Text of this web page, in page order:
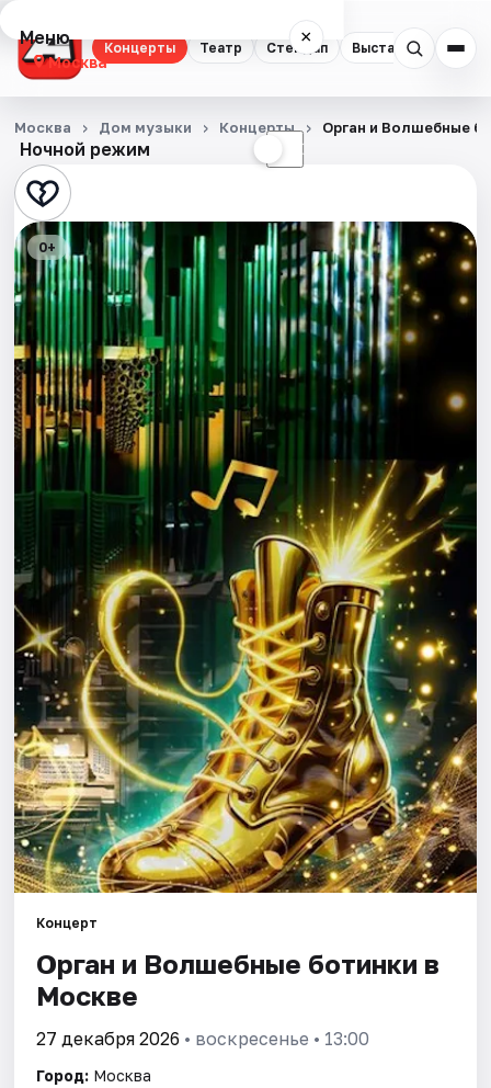
Концерты Театр Стендап Выставки
Меню ×
Москва
Концерты
Театр
Стендап
Выставки
Квесты
Экскурсии
Спорт
События
Города
Площадки
Артисты
Рейтинги
Ночной режим ☾
Москва Дом музыки Концерты Орган и Волшебные
0+
Концерт
Орган и Волшебные ботинки в
Москве
27 декабря 2026 • воскресенье • 13:00
Город: Москва